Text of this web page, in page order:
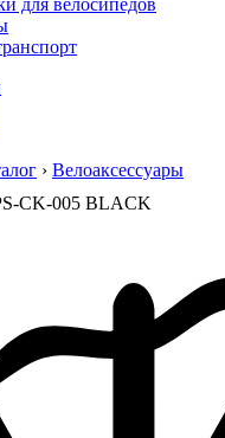
для велосипедов
› Велоаксессуары
CK-005 BLACK